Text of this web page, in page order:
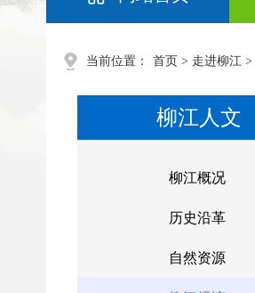
当前位置： 首页 > 走进柳江 >
柳江人文
柳江概况
历史沿革
自然资源